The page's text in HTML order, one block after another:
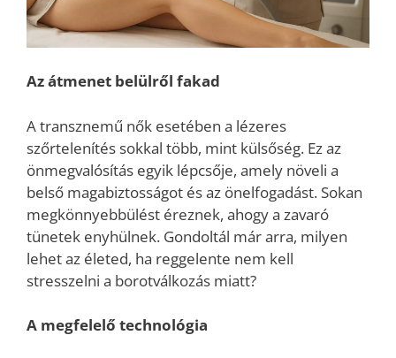
Az átmenet belülről fakad
A transznemű nők esetében a lézeres
szőrtelenítés sokkal több, mint külsőség. Ez az
önmegvalósítás egyik lépcsője, amely növeli a
belső magabiztosságot és az önelfogadást. Sokan
megkönnyebbülést éreznek, ahogy a zavaró
tünetek enyhülnek. Gondoltál már arra, milyen
lehet az életed, ha reggelente nem kell
stresszelni a borotválkozás miatt?
A megfelelő technológia